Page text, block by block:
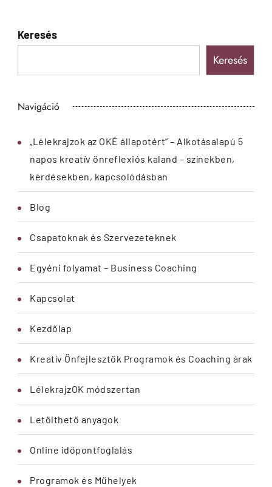
Keresés
Keresés
Navigáció
„Lélekrajzok az OKÉ állapotért” – Alkotásalapú 5
napos kreatív önreflexiós kaland – színekben,
kérdésekben, kapcsolódásban
Blog
Csapatoknak és Szervezeteknek
Egyéni folyamat – Business Coaching
Kapcsolat
Kezdőlap
Kreatív Önfejlesztők Programok és Coaching árak
LélekrajzOK módszertan
Letölthető anyagok
Online időpontfoglalás
Programok és Műhelyek